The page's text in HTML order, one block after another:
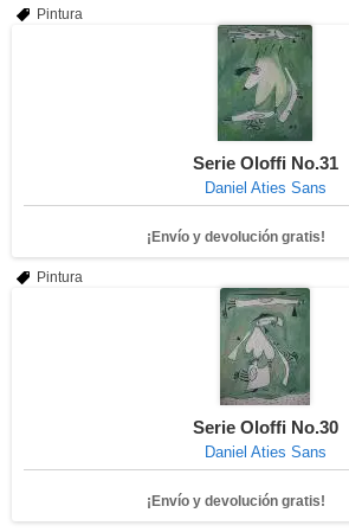
Pintura
Serie Oloffi No.31
Daniel Aties Sans
¡Envío y devolución gratis!
Pintura
Serie Oloffi No.30
Daniel Aties Sans
¡Envío y devolución gratis!